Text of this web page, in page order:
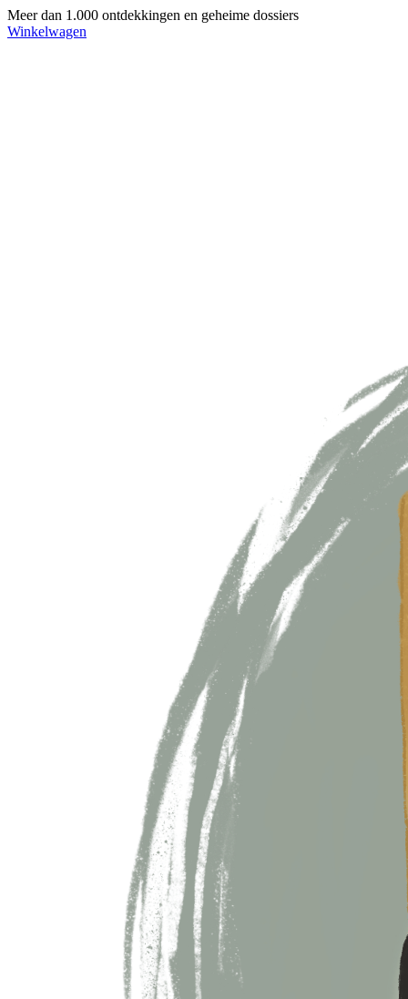
Meer dan 1.000 ontdekkingen en geheime dossiers
Winkelwagen